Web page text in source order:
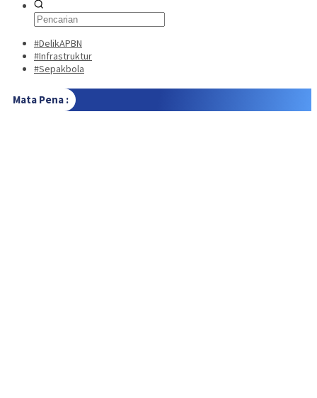
#DelikAPBN
#Infrastruktur
#Sepakbola
Mata Pena :